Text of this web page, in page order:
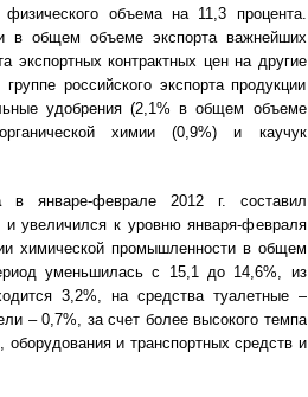
объема на 11,3 процента.
в общем объеме экспорта важнейших
экспортных контрактных цен на другие
российского экспорта продукции
удобрения (2,1% в общем объеме
химии (0,9%) и каучук
в январе-феврале 2012 г. составил
увеличился к уровню января-февраля
химической промышленности в общем
уменьшилась с 15,1 до 14,6%, из
3,2%, на средства туалетные –
– 0,7%, за счет более высокого темпа
и транспортных средств и